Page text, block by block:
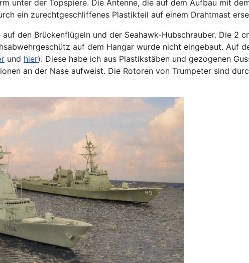
unter der Topspiere. Die Antenne, die auf dem Aufbau mit
ein zurechtgeschliffenes Plastikteil auf einem Drahtmast
den Brückenflügeln und der Seahawk-Hubschrauber. Die 2
auf dem Hangar wurde nicht eingebaut. Auf
und hier). Diese habe ich aus Plastikstäben und gezogenen
an der Nase aufweist. Die Rotoren von Trumpeter sind